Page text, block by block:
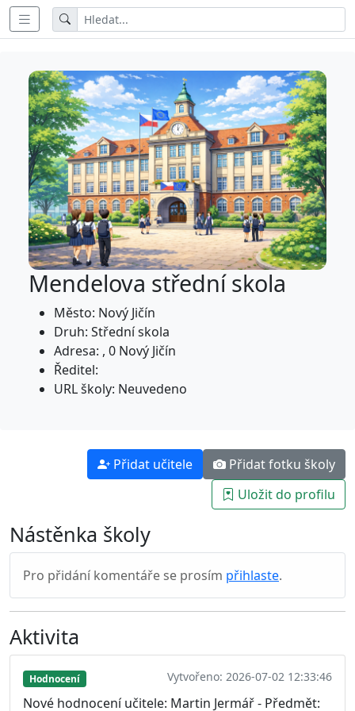
Mendelova střední skola
Město: Nový Jičín
Druh: Střední skola
Adresa: , 0 Nový Jičín
Ředitel:
URL školy: Neuvedeno
Přidat učitele
Přidat fotku školy
Uložit do profilu
Nástěnka školy
Pro přidání komentáře se prosím přihlaste.
Aktivita
Hodnocení Vytvořeno: 2026-07-02 12:33:46
Nové hodnocení učitele: Martin Jermář - Předmět: